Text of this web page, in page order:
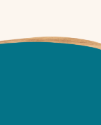
れを取ること